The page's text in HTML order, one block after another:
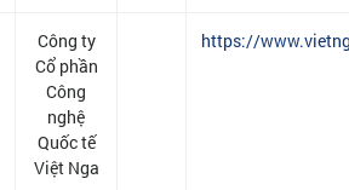
Công ty
Cổ phần
Công
nghệ
Quốc tế
Việt Nga
https://